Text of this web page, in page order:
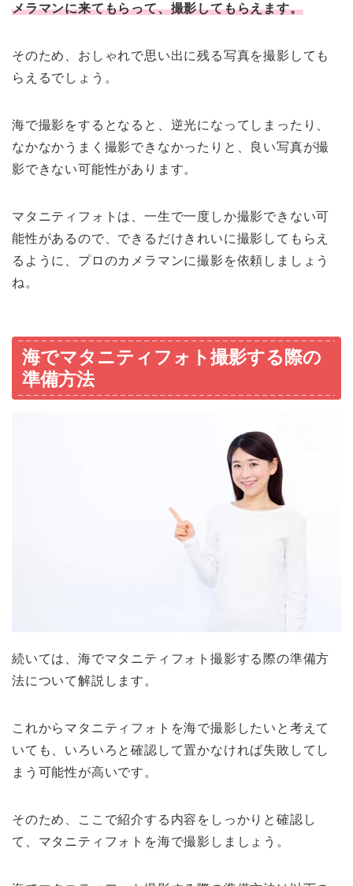
メラマンに来てもらって、撮影してもらえます。
そのため、おしゃれで思い出に残る写真を撮影しても
らえるでしょう。
海で撮影をするとなると、逆光になってしまったり、
なかなかうまく撮影できなかったりと、良い写真が撮
影できない可能性があります。
マタニティフォトは、一生で一度しか撮影できない可
能性があるので、できるだけきれいに撮影してもらえ
るように、プロのカメラマンに撮影を依頼しましょう
ね。
海でマタニティフォト撮影する際の
準備方法
続いては、海でマタニティフォト撮影する際の準備方
法について解説します。
これからマタニティフォトを海で撮影したいと考えて
いても、いろいろと確認して置かなければ失敗してし
まう可能性が高いです。
そのため、ここで紹介する内容をしっかりと確認し
て、マタニティフォトを海で撮影しましょう。